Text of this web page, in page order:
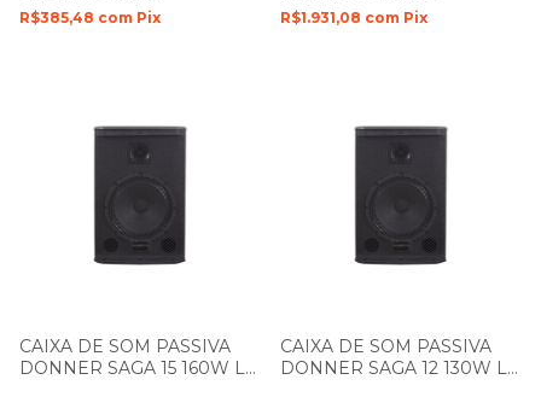
R$385,48 com Pix R$1.931,08 com Pix
CAIXA DE SOM PASSIVA
DONNER SAGA 15 160W LL
CAIXA DE SOM PASSIVA
DONNER SAGA 12 130W LL